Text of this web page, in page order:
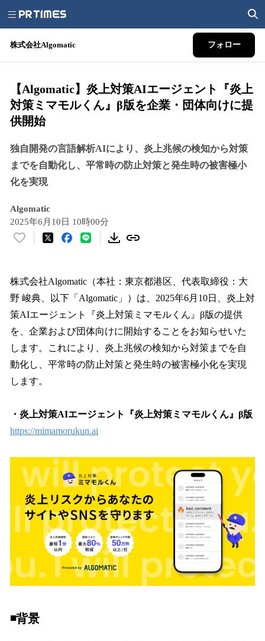
株式会社Algomatic フォロー
【Algomatic】炎上対策AIエージェント『炎上
対策ミマモルくん』β版を企業・団体向けに提
供開始
独自開発の言語解析AIにより、炎上兆候の検知から対策
までを自動化し、平常時の防止対策と発生時の被害極小
化を実現
Algomatic
2025年6月10日 10時00分
い
！
数
を
読
込
み
中
で
株式会社Algomatic（本社：東京都港区、代表取締役：大
野 峻典、以下「Algomatic」）は、2025年6月10日、炎上対
策AIエージェント『炎上対策ミマモルくん』β版の提供
を、企業および団体向けに開始することをお知らせいた
します。これにより、炎上兆候の検知から対策までを自
動化し、平常時の防止対策と発生時の被害極小化を実現
します。
・炎上対策AIエージェント『炎上対策ミマモルくん』β版
https://mimamorukun.ai
◾️背景